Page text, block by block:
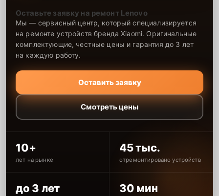
Оставьте заявку на ремонт Lenovo
Мы — сервисный центр, который специализируется
на ремонте устройств бренда Xiaomi. Оригинальные
комплектующие, честные цены и гарантия до 3 лет
на каждую работу.
Оставить заявку
Смотреть цены
10+
лет на рынке
45 тыс.
отремонтировано устройств
до 3 лет 30 мин